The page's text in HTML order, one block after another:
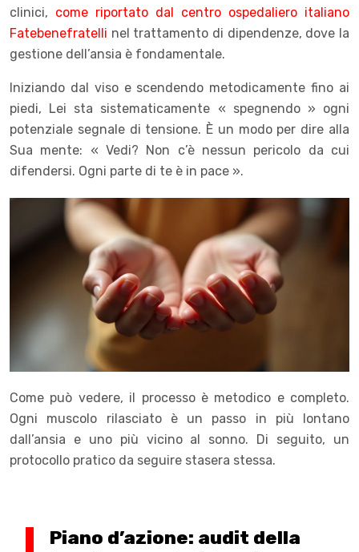
clinici, come riportato dal centro ospedaliero italiano
Fatebenefratelli nel trattamento di dipendenze, dove la
gestione dell’ansia è fondamentale.
Iniziando dal viso e scendendo metodicamente fino ai
piedi, Lei sta sistematicamente « spegnendo » ogni
potenziale segnale di tensione. È un modo per dire alla
Sua mente: « Vedi? Non c’è nessun pericolo da cui
difendersi. Ogni parte di te è in pace ».
Come può vedere, il processo è metodico e completo.
Ogni muscolo rilasciato è un passo in più lontano
dall’ansia e uno più vicino al sonno. Di seguito, un
protocollo pratico da seguire stasera stessa.
Piano d’azione: audit della